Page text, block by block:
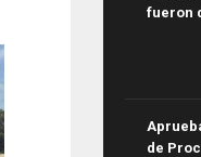
fueron
de